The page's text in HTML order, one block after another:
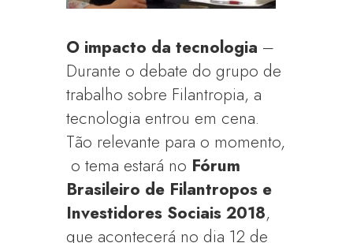
O impacto da tecnologia –
Durante o debate do grupo de
trabalho sobre Filantropia, a
tecnologia entrou em cena.
Tão relevante para o momento,
o tema estará no Fórum
Brasileiro de Filantropos e
Investidores Sociais 2018,
que acontecerá no dia 12 de